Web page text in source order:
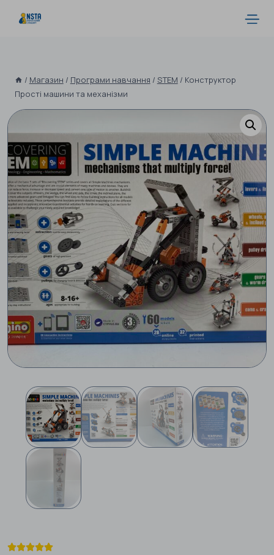
/ Магазин / Програми навчання / STEM / Конструктор
Прості машини та механізми
